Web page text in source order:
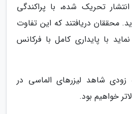
تحریک شده، با پراکندگی
محققان دریافتند که این تفاوت
با پایداری کامل با فرکانس
زودی شاهد لیزرهای الماسی در
خواهیم بود.